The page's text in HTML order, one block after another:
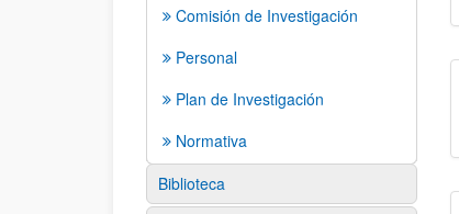
Comisión de Investigación
Personal
Plan de Investigación
Normativa
Biblioteca